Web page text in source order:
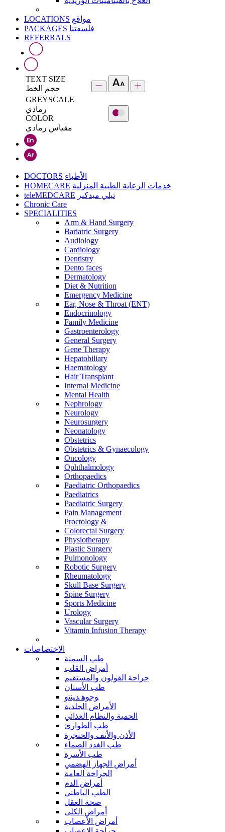
LOCATIONS مواقع
PACKAGES فلسفتنا
REFERRALS
TEXT SIZE
حجم الخط
GREYSCALE
رمادي
COLOR
مقياس رمادي
DOCTORS الأطباء
HOMECARE خدمات الرعاية الطبية المنزلية
teleMEDCARE تيلي ميدكير
Chronic Care
SPECIALITIES
Arm & Hand Surgery
Bariatric Surgery
Audiology
Cardiology
Dentistry
Dento faces
Dermatology
Diet & Nutrition
Emergency Medicine
Ear, Nose & Throat (ENT)
Endocrinology
Family Medicine
Gastroenterology
General Surgery
Gene Therapy
Hepatobiliary
Haematology
Hair Transplant
Internal Medicine
Mental Health
Nephrology
Neurology
Neurosurgery
Neonatology
Obstetrics
Obstetrics & Gynaecology
Oncology
Ophthalmology
Orthopaedics
Paediatric Orthopaedics
Paediatrics
Paediatric Surgery
Pain Management
Proctology &
Colorectal Surgery
Physiotherapy
Plastic Surgery
Pulmonology
Robotic Surgery
Rheumatology
Skull Base Surgery
Spine Surgery
Sports Medicine
Urology
Vascular Surgery
Vitamin Infusion Therapy
الاختصاصات
طب السمنة
أمراض القلب
جراحة القولون والمستقيم
طب الأسنان
ﻮﺟﻮﻫ ﺪﻴﻨﺗﻭ
الأمراض الجلدية
الحمية والنظام الغذائي
طب الطوارئ
الأذن والأنف والحنجرة
طب الغدد الصماء
طب الأسرة
أمراض الجهاز الهضمي
الجراحة العامة
أمراض الدم
الطب الباطني
صحة العقل
أمراض الكلى
أمراض الأعصاب